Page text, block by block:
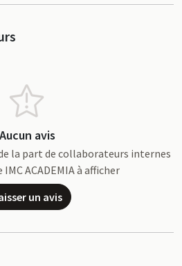
Aucun avis
la part de collaborateurs internes
ACADEMIA à afficher
un avis